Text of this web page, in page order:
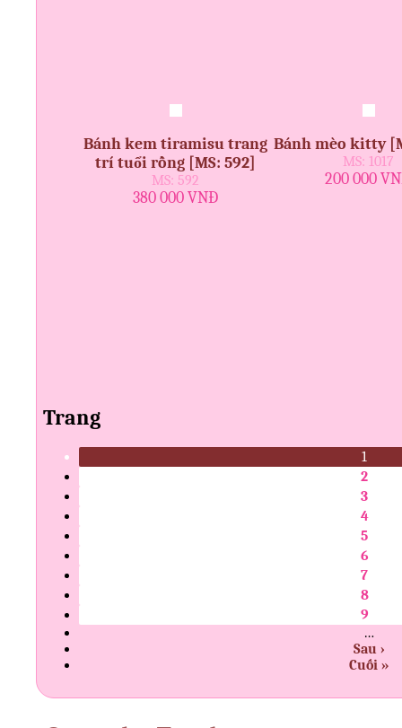
Bánh kem tiramisu trang
trí tuổi rồng [MS: 592]
MS: 592
380 000 VNĐ
Bánh mèo kitty
MS: 1017
200 000
Trang
1
2
3
4
5
6
7
8
9
…
Sau ›
Cuối »